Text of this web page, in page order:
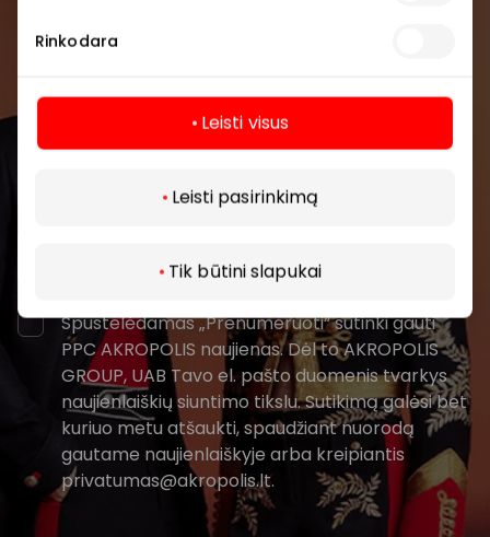
Rinkodara
Leisti visus
Leisti pasirinkimą
Tik būtini slapukai
Pirmieji sužinokite apie geriausius pasiūlymus,
prekybos centro.
Spustelėdamas „Prenumeruoti“ sutinki gauti
PPC AKROPOLIS naujienas. Dėl to AKROPOLIS
GROUP, UAB Tavo el. pašto duomenis tvarkys
naujienlaiškių siuntimo tikslu. Sutikimą galėsi bet
kuriuo metu atšaukti, spaudžiant nuorodą
gautame naujienlaiškyje arba kreipiantis
privatumas@akropolis.lt.
Daugiau